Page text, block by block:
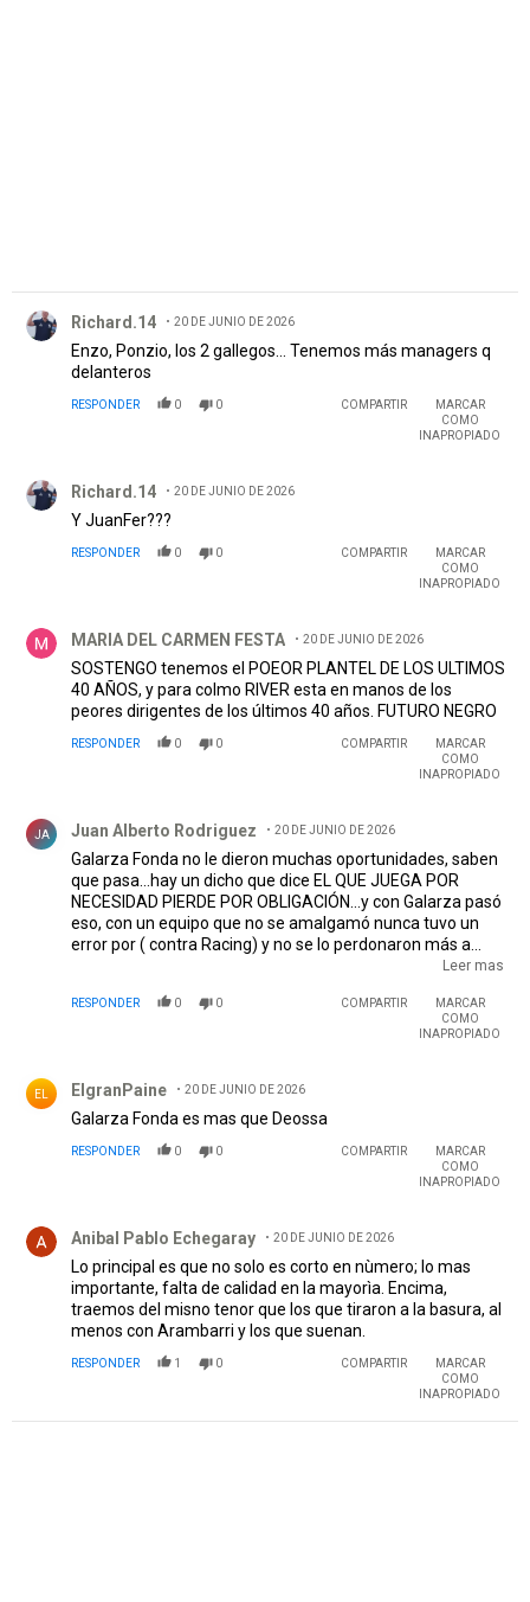
Richard.14 20 DE JUNIO DE 2026
Enzo, Ponzio, los 2 gallegos... Tenemos más managers q
delanteros
RESPONDER 0 0 COMPARTIR
MARCAR
COMO
INAPROPIADO
Richard.14 20 DE JUNIO DE 2026
Y JuanFer???
RESPONDER 0 0 COMPARTIR
MARCAR
COMO
INAPROPIADO
MARIA DEL CARMEN FESTA 20 DE JUNIO DE 2026
SOSTENGO tenemos el POEOR PLANTEL DE LOS ULTIMOS
40 AÑOS, y para colmo RIVER esta en manos de los
peores dirigentes de los últimos 40 años. FUTURO NEGRO
RESPONDER 0 0 COMPARTIR
MARCAR
COMO
INAPROPIADO
JA Juan Alberto Rodriguez 20 DE JUNIO DE 2026
Galarza Fonda no le dieron muchas oportunidades, saben
que pasa…hay un dicho que dice EL QUE JUEGA POR
NECESIDAD PIERDE POR OBLIGACIÓN…y con Galarza pasó
eso, con un equipo que no se amalgamó nunca tuvo un
error por ( contra Racing) y no se lo perdonaron más a
otros…le dieron mucho más rodaje y oportunidades.
jugando a la ruleta Rusa…de lo contrario lo bancarían y
Leer mas
RESPONDER 0 0 COMPARTIR
MARCAR
COMO
INAPROPIADO
EL ElgranPaine 20 DE JUNIO DE 2026
Galarza Fonda es mas que Deossa
RESPONDER 0 0 COMPARTIR
MARCAR
COMO
INAPROPIADO
Anibal Pablo Echegaray 20 DE JUNIO DE 2026
Lo principal es que no solo es corto en nùmero; lo mas
importante, falta de calidad en la mayorìa. Encima,
traemos del misno tenor que los que tiraron a la basura, al
menos con Arambarri y los que suenan.
RESPONDER 1 0 COMPARTIR
MARCAR
COMO
INAPROPIADO